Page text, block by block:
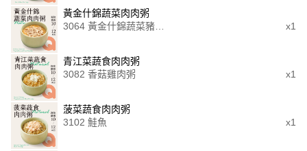
黃金什錦蔬菜肉肉粥
3064 黃金什錦蔬菜豬肉
x1
青江菜蔬食肉肉粥
3082 香菇雞肉粥
x1
菠菜蔬食肉肉粥
3102 鮭魚
x1